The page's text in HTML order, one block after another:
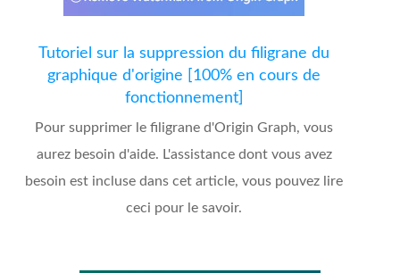
Tutoriel sur la suppression du filigrane du
graphique d'origine [100% en cours de
fonctionnement]
Pour supprimer le filigrane d'Origin Graph, vous
aurez besoin d'aide. L'assistance dont vous avez
besoin est incluse dans cet article, vous pouvez lire
ceci pour le savoir.